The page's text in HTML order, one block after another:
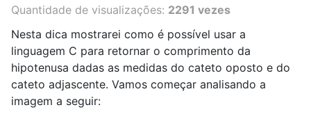
Quantidade de visualizações: 2291 vezes
Nesta dica mostrarei como é possível usar a
linguagem C para retornar o comprimento da
hipotenusa dadas as medidas do cateto oposto e do
cateto adjascente. Vamos começar analisando a
imagem a seguir: